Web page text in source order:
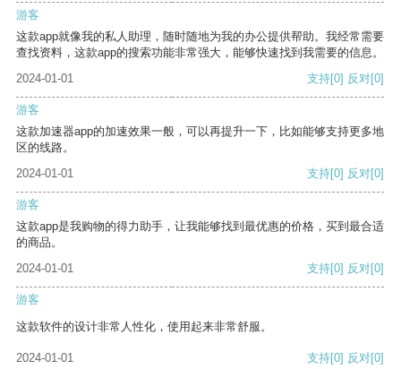
游客
这款app就像我的私人助理，随时随地为我的办公提供帮助。我经常需要
查找资料，这款app的搜索功能非常强大，能够快速找到我需要的信息。
2024-01-01
支持[0] 反对[0]
游客
这款加速器app的加速效果一般，可以再提升一下，比如能够支持更多地
区的线路。
2024-01-01
支持[0] 反对[0]
游客
这款app是我购物的得力助手，让我能够找到最优惠的价格，买到最合适
的商品。
2024-01-01
支持[0] 反对[0]
游客
这款软件的设计非常人性化，使用起来非常舒服。
2024-01-01 支持[0] 反对[0]